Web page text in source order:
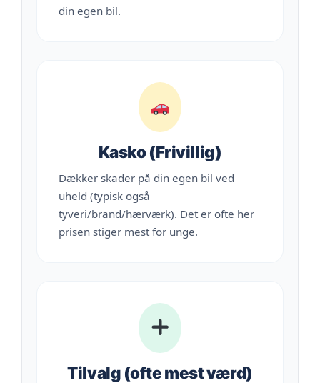
din egen bil.
Kasko (Frivillig)
Dækker skader på din egen bil ved
uheld (typisk også
tyveri/brand/hærværk). Det er ofte her
prisen stiger mest for unge.
Tilvalg (ofte mest værd)